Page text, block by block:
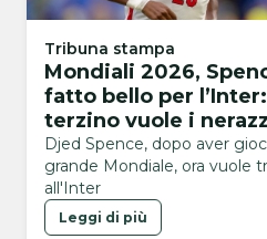
Tribuna stampa
Mondiali 2026,
fatto bello per l’Inter:
terzino vuole i
Djed Spence, dopo aver
grande Mondiale, ora vuole
all'Inter
Leggi di più